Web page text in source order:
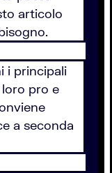
articolo
i principali
pro e
a seconda